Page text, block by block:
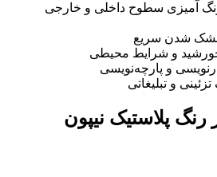
رنگ ‌آمیزی سطوح داخلی و خارجی
خشک شدن سریع
خورشید و شرایط محیطی
و پارچه‌نویسی
و تبلیغاتی
پلاستیک نیپون